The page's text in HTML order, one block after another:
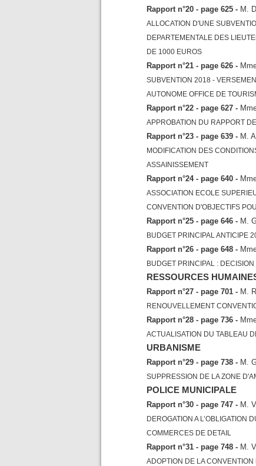
Rapport n°20 - page 625 - M.
ALLOCATION D'UNE
DEPARTEMENTALE DES
DE 1000 EUROS
Rapport n°21 - page 626 -
SUBVENTION 2018 -
AUTONOME OFFICE DE
Rapport n°22 - page 627 -
APPROBATION DU RAPPORT
Rapport n°23 - page 639 - M.
MODIFICATION DES
ASSAINISSEMENT
Rapport n°24 - page 640 -
ASSOCIATION ECOLE
CONVENTION D'OBJECTIFS
Rapport n°25 - page 646 - M.
BUDGET PRINCIPAL ANTICIPE
Rapport n°26 - page 648 -
BUDGET PRINCIPAL : DECISION
RESSOURCES
Rapport n°27 - page 701 - M.
RENOUVELLEMENT
Rapport n°28 - page 736 -
ACTUALISATION DU TABLEAU
URBANISME
Rapport n°29 - page 738 - M.
SUPPRESSION DE LA ZONE
POLICE MUNICIPALE
Rapport n°30 - page 747 - M.
DEROGATION A L’OBLIGATION
COMMERCES DE DETAIL
Rapport n°31 - page 748 - M.
ADOPTION DE LA